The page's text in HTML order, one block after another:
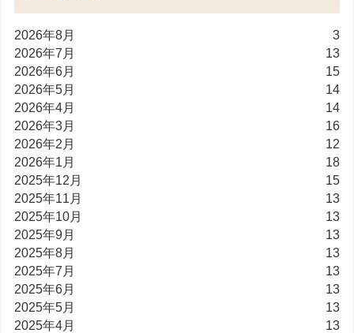
2026年8月
3
2026年7月
13
2026年6月
15
2026年5月
14
2026年4月
14
2026年3月
16
2026年2月
12
2026年1月
18
2025年12月
15
2025年11月
13
2025年10月
13
2025年9月
13
2025年8月
13
2025年7月
13
2025年6月
13
2025年5月
13
2025年4月
13